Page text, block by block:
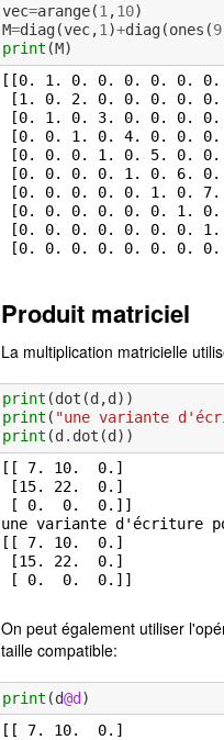
vec=arange(1 ,10)
M=diag(vec,1 )+diag(ones (9
print (M)
[[0. 1. 0. 0. 0. 0. 0.
Produit matriciel
La multiplication matricielle
print (dot (d ,d ))
print ( "une variante
print (d . dot (d ))
[[ 7. 10.  0.]
une variante d'écriture
[[ 7. 10.  0.]
On peut également utiliser
taille compatible:
print (d@d )
[[ 7. 10.  0.]